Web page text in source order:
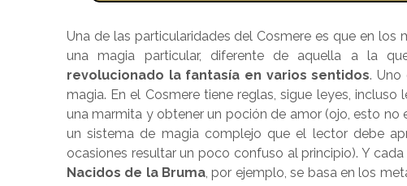
Una de las particularidades del Cosmere es que en
una magia particular, diferente de aquella a la
revolucionado la fantasía en varios sentidos. Uno
magia. En el Cosmere tiene reglas, sigue leyes,
una marmita y obtener un poción de amor (ojo, esto no
un sistema de magia complejo que el lector debe
ocasiones resultar un poco confuso al principio). Y
Nacidos de la Bruma, por ejemplo, se basa en los